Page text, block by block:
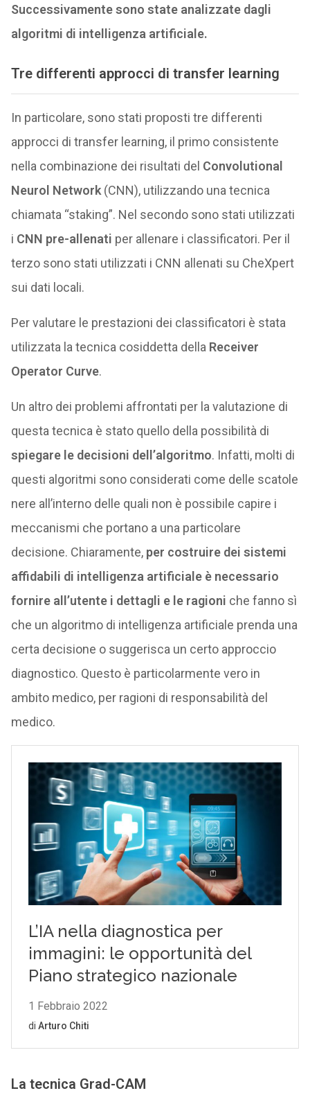
Successivamente sono state analizzate dagli
algoritmi di intelligenza artificiale.
Tre differenti approcci di transfer learning
In particolare, sono stati proposti tre differenti
approcci di transfer learning, il primo consistente
nella combinazione dei risultati del Convolutional
Neurol Network(CNN), utilizzando una tecnica
chiamata “staking”. Nel secondo sono stati utilizzati
i CNN pre-allenati per allenare i classificatori. Per il
terzo sono stati utilizzati i CNN allenati su CheXpert
sui dati locali.
Per valutare le prestazioni dei classificatori è stata
utilizzata la tecnica cosiddetta della Receiver
Operator Curve.
Un altro dei problemi affrontati per la valutazione di
questa tecnica è stato quello della possibilità di
spiegare le decisioni dell’algoritmo. Infatti, molti di
questi algoritmi sono considerati come delle scatole
nere all’interno delle quali non è possibile capire i
meccanismi che portano a una particolare
decisione. Chiaramente, per costruire dei sistemi
affidabili di intelligenza artificiale è necessario
fornire all’utente i dettagli e le ragioni che fanno sì
che un algoritmo di intelligenza artificiale prenda una
certa decisione o suggerisca un certo approccio
diagnostico. Questo è particolarmente vero in
ambito medico, per ragioni di responsabilità del
medico.
La tecnica Grad-CAM